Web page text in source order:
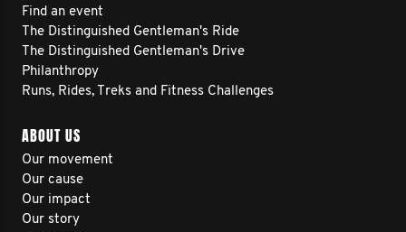
Find an event
The Distinguished Gentleman's Ride
The Distinguished Gentleman's Drive
Philanthropy
Runs, Rides, Treks and Fitness Challenges
ABOUT US
Our movement
Our cause
Our impact
Our story